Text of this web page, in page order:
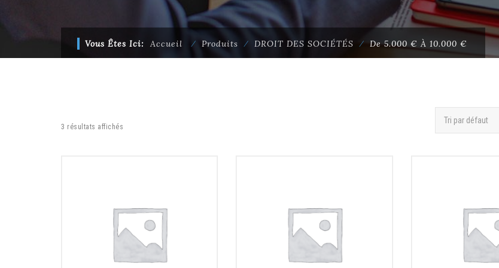
Vous Êtes Ici: Accueil ⁄ Produits ⁄ DROIT DES SOCIÉTÉS ⁄De 5.000 € À 10.000 €
3 résultats affichés